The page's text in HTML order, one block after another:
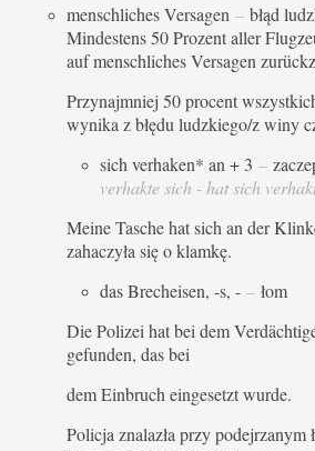
menschliches Versagen – błąd
Mindestens 50 Prozent aller
auf menschliches Versagen
Przynajmniej 50 procent
wynika z błędu ludzkiego/z winy
sich verhaken* an + 3 –
verhakte sich - hat sich
Meine Tasche hat sich an der
zahaczyła się o klamkę.
das Brecheisen, -s, - – łom
Die Polizei hat bei dem
gefunden, das bei
dem Einbruch eingesetzt wurde.
Policja znalazła przy podejrzanym